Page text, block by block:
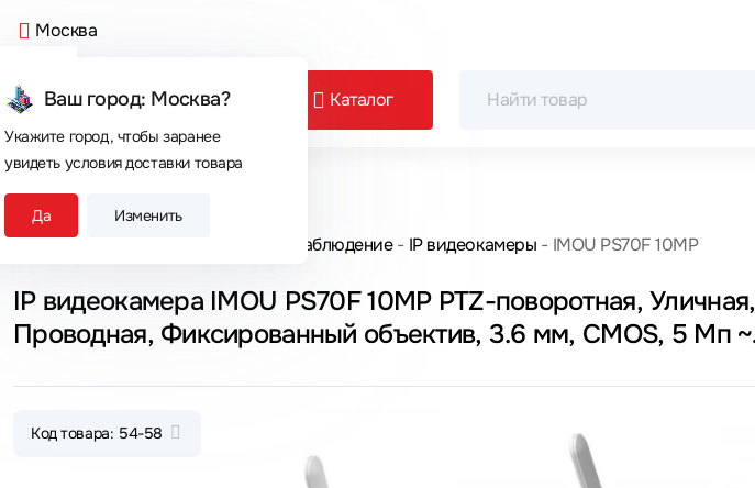
Москва
Ваш город: Москва?
Укажите город, чтобы заранее
увидеть условия доставки товара
Да Изменить
Каталог
Сегодня покупают
Главная Видеонаблюдение IP видеокамеры IMOU PS70F 10MP
IP видеокамера IMOU PS70F 10MP PTZ-поворотная, Уличная,
Проводная, Фиксированный объектив, 3.6 мм, CMOS, 5 Мп ~
Код товара: 54-58